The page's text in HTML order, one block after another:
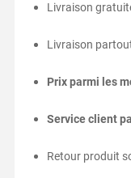
Livraison
Livraison
Prix parmi les
Service client
Retour produit